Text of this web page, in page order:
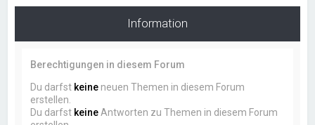
Information
Berechtigungen in diesem Forum
Du darfst keine neuen Themen in diesem Forum
erstellen.
Du darfst keineAntworten zu Themen in diesem Forum